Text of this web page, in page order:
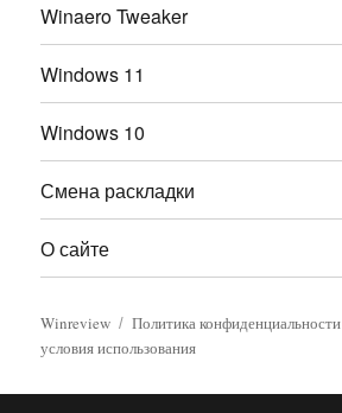
Winaero Tweaker
Windows 11
Windows 10
Смена раскладки
О сайте
Winreview Политика конфиденциальности
условия использования